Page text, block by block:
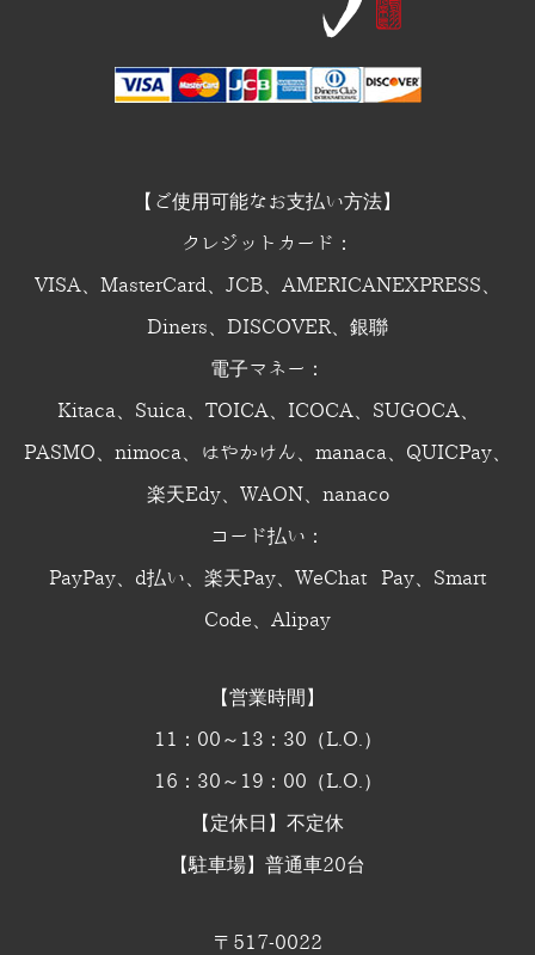
【ご使用可能なお支払い方法】
クレジットカード：
VISA、MasterCard、JCB、AMERICANEXPRESS、
Diners、DISCOVER、銀聯
電子マネー：
Kitaca、Suica、TOICA、ICOCA、SUGOCA、
PASMO、nimoca、はやかけん、manaca、QUICPay、
楽天Edy、WAON、nanaco
コード払い：
PayPay、d払い、楽天Pay、WeChat Pay、Smart
Code、Alipay
【営業時間】
11：00～13：30（L.O.）
16：30～19：00（L.O.）
【定休日】不定休
【駐車場】普通車20台
〒517-0022